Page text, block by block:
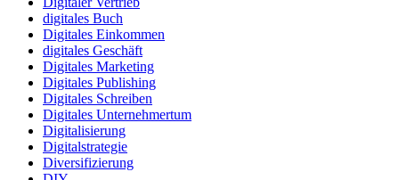
digitales Buch
Digitales Einkommen
digitales Geschäft
Digitales Marketing
Digitales Publishing
Digitales Schreiben
Digitales Unternehmertum
Digitalisierung
Digitalstrategie
Diversifizierung